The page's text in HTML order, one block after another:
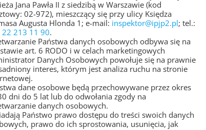
UKSW
Jana Pawła II z siedzibą w Warszawie (kod
02-972), mieszczący się przy ulicy Księdza
Augusta Hlonda 1; e-mail: inspektor@ipjp2.pl; tel.:
22 213 11 90.
Państwa danych osobowych odbywa się na
art. 6 RODO i w celach marketingowych
Danych Osobowych powołuje się na prawnie
interes, którym jest analiza ruchu na stronie
dane osobowe będą przechowywane przez okres
dni do 5 lat lub do odwołania zgody na
danych osobowych.
Państwo prawo dostępu do treści swoich danych
prawo do ich sprostowania, usunięcia, jak